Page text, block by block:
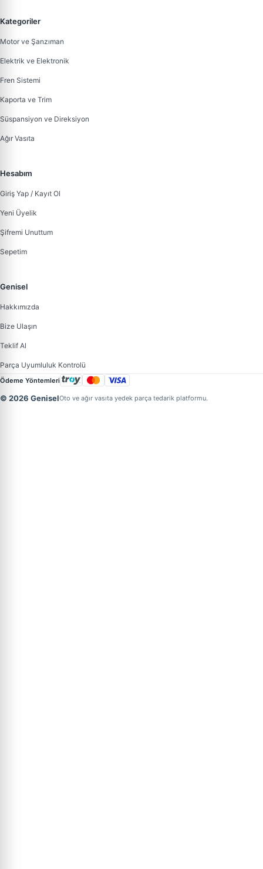
Kategoriler
Motor ve Şanzıman
Elektrik ve Elektronik
Fren Sistemi
Kaporta ve Trim
Süspansiyon ve Direksiyon
Ağır Vasıta
Hesabım
Giriş Yap / Kayıt Ol
Yeni Üyelik
Şifremi Unuttum
Sepetim
Genisel
Hakkımızda
Bize Ulaşın
Teklif Al
Parça Uyumluluk Kontrolü
Ödeme Yöntemleri
© 2026 GeniselOto ve ağır vasıta yedek parça tedarik platformu.